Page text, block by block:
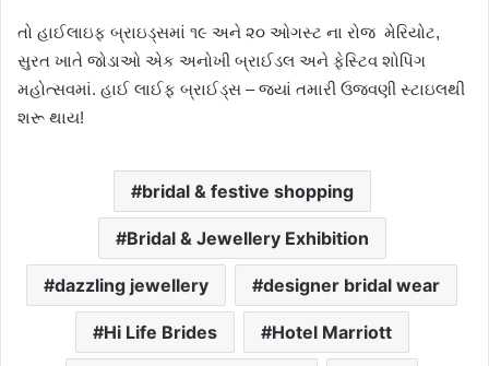
તો હાઈલાઇફ બ્રાઇડ્સમાં ૧૯ અને ૨૦ ઓગસ્ટ ના રોજ મેરિયોટ,
સુરત ખાતે જોડાઓ એક અનોખી બ્રાઈડલ અને ફેસ્ટિવ શોપિંગ
મહોત્સવમાં. હાઈ લાઈફ બ્રાઈડ્સ – જ્યાં તમારી ઉજવણી સ્ટાઇલથી
શરૂ થાય!
bridal & festive shopping
Bridal & Jewellery Exhibition
dazzling jewellery designer bridal wear
Hi Life Brides Hotel Marriott